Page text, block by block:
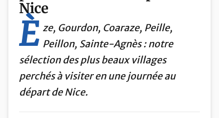
Nice
È ze, Gourdon, Coaraze, Peille,
Peillon, Sainte-Agnès : notre
sélection des plus beaux villages
perchés à visiter en une journée au
départ de Nice.